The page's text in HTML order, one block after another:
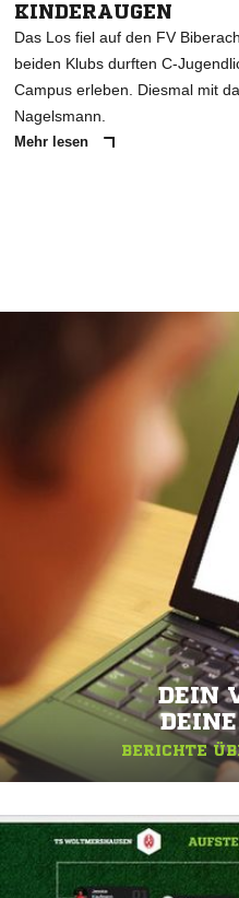
KINDERAUGEN
Das Los fiel auf den FV
beiden Klubs durften C-
Campus erleben. Diesmal mit
Nagelsmann.
Mehr lesen
DEIN
BERICHTE